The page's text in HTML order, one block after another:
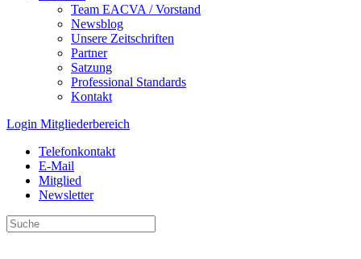
Team EACVA / Vorstand
Newsblog
Unsere Zeitschriften
Partner
Satzung
Professional Standards
Kontakt
Login Mitgliederbereich
Telefonkontakt
E-Mail
Mitglied
Newsletter